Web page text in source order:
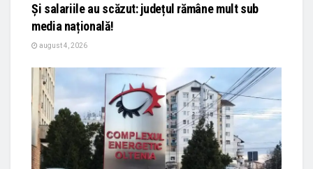
Și salariile au scăzut: județul rămâne mult sub
media națională!
august 4, 2026